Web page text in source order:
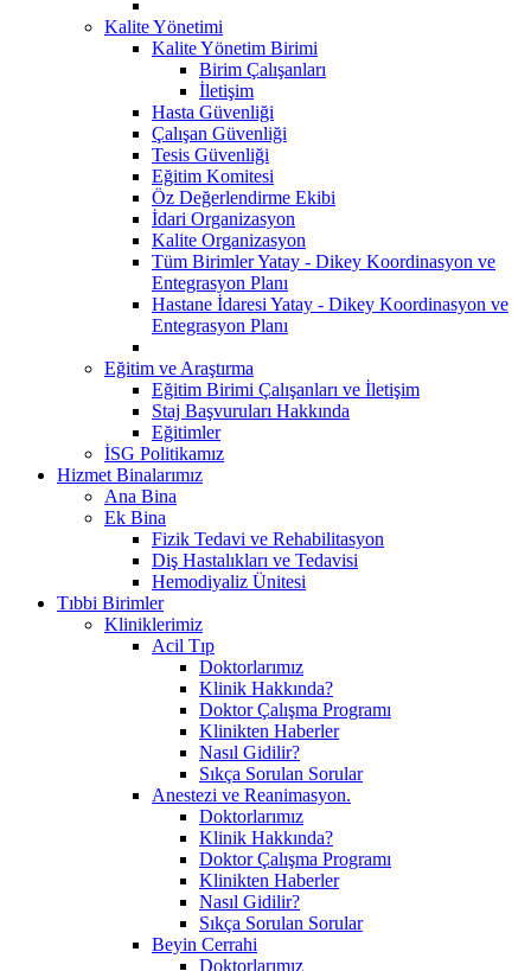
Kalite Yönetimi
Kalite Yönetim Birimi
Birim Çalışanları
İletişim
Hasta Güvenliği
Çalışan Güvenliği
Tesis Güvenliği
Eğitim Komitesi
Öz Değerlendirme Ekibi
İdari Organizasyon
Kalite Organizasyon
Tüm Birimler Yatay - Dikey Koordinasyon ve
Entegrasyon Planı
Hastane İdaresi Yatay - Dikey Koordinasyon ve
Entegrasyon Planı
Eğitim ve Araştırma
Eğitim Birimi Çalışanları ve İletişim
Staj Başvuruları Hakkında
Eğitimler
İSG Politikamız
Hizmet Binalarımız
Ana Bina
Ek Bina
Fizik Tedavi ve Rehabilitasyon
Diş Hastalıkları ve Tedavisi
Hemodiyaliz Ünitesi
Tıbbi Birimler
Kliniklerimiz
Acil Tıp
Doktorlarımız
Klinik Hakkında?
Doktor Çalışma Programı
Klinikten Haberler
Nasıl Gidilir?
Sıkça Sorulan Sorular
Anestezi ve Reanimasyon.
Doktorlarımız
Klinik Hakkında?
Doktor Çalışma Programı
Klinikten Haberler
Nasıl Gidilir?
Sıkça Sorulan Sorular
Beyin Cerrahi
Doktorlarımız